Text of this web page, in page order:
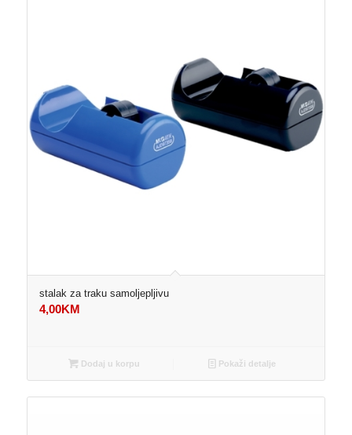
stalak za traku samoljepljivu
4,00KM
Dodaj u korpu Pokaži detalje